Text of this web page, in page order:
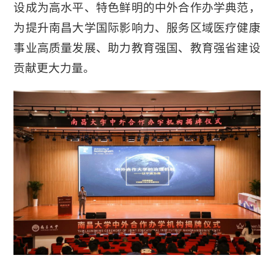
设成为高水平、特色鲜明的中外合作办学典范，
为提升南昌大学国际影响力、服务区域医疗健康
事业高质量发展、助力教育强国、教育强省建设
贡献更大力量。